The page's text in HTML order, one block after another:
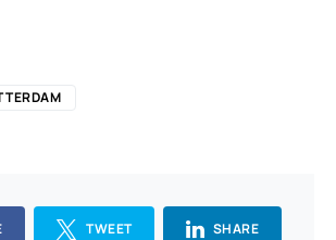
TWEET SHARE